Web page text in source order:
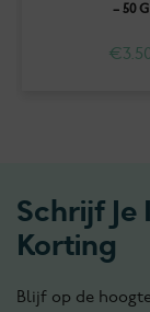
– 50 G
€
Schrijf Je
Korting
Blijf op de